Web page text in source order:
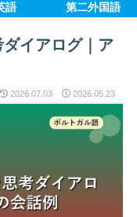
語 第二外国語
イアログ｜ア
2026.07.03 2026.05.23